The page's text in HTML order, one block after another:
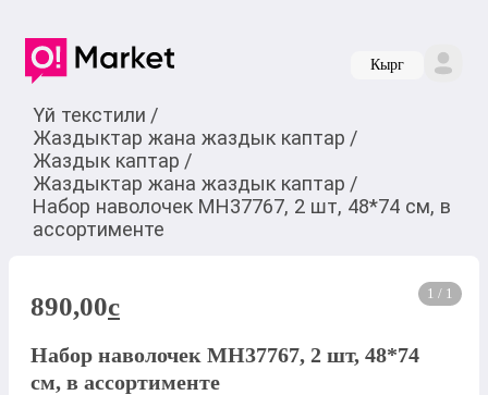
Кырг
Үй текстили /
Жаздыктар жана жаздык каптар /
Жаздык каптар /
Жаздыктар жана жаздык каптар /
Набор наволочек MH37767, 2 шт, 48*74 см, в
ассортименте
1 / 1
890,00c
Набор наволочек MH37767, 2 шт, 48*74
см, в ассортименте